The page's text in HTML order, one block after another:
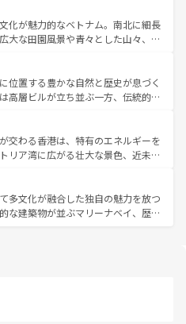
イーツなど、バラエティ豊かな料理
なお、新着の台湾情報は コンテンツ一覧を参
ば四季折々の自然美を楽しむことが
チや焼肉、絶品のストリートフード
料理が待っている。夜には、韓国な
、韓国の多彩な魅力を心ゆくまで味
わってみてほしい。 なお、新着の韓国情報はコンテンツ一
化が魅力的なベトナム。南北に細長
大な田園風景や青々とした山々、世
が息づく。ハノイの古い町並みやホ
統治時代の建物も、独特の雰囲気を
、バラエティの豊かさとおいしさで
ミー、ベトナムコーヒーなどは、ぜ
どの地域を訪れてもあたたかい人々
るので、きっと忘れられない旅にな
位置する豊かな自然と歴史が息づく
高層ビルが立ち並ぶ一方、伝統的な
。北部ではチェンマイなどの山岳地
南部ではプーケットやクラビの美し
分を楽しむことができる。タイ料理
温暖で、どの季節にも異なる楽しみ
やすいタイの人々、仏教を中心とし
観光資源が、訪れる旅人を魅了し続
交わる香港は、特有のエネルギーを
リア湾に広がる壮大な景色、近未来
動するはず。観光スポットが密集し
ころを回れるのも魅力。息をのむよ
体験まで、香港を存分に楽しみ尽く
多文化が融合した独自の魅力を放つ
な建築物が並ぶマリーナベイ、歴史
の風情を楽しめる外せないスポット